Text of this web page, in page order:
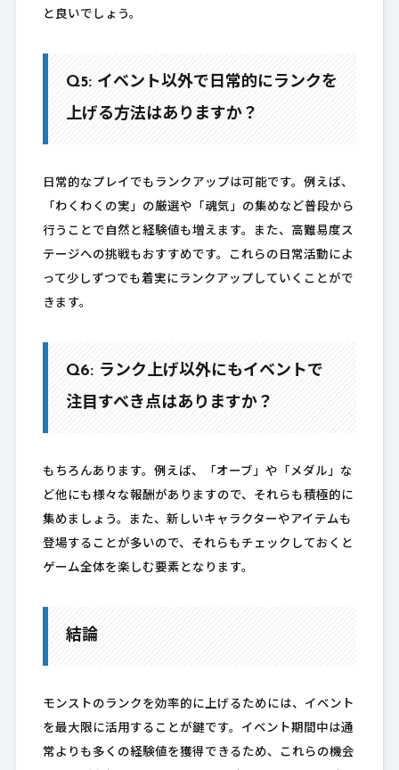
と良いでしょう。
Q5: イベント以外で日常的にランクを
上げる方法はありますか？
日常的なプレイでもランクアップは可能です。例えば、
「わくわくの実」の厳選や「魂気」の集めなど普段から
行うことで自然と経験値も増えます。また、高難易度ス
テージへの挑戦もおすすめです。これらの日常活動によ
って少しずつでも着実にランクアップしていくことがで
きます。
Q6: ランク上げ以外にもイベントで
注目すべき点はありますか？
もちろんあります。例えば、「オーブ」や「メダル」な
ど他にも様々な報酬がありますので、それらも積極的に
集めましょう。また、新しいキャラクターやアイテムも
登場することが多いので、それらもチェックしておくと
ゲーム全体を楽しむ要素となります。
結論
モンストのランクを効率的に上げるためには、イベント
を最大限に活用することが鍵です。イベント期間中は通
常よりも多くの経験値を獲得できるため、これらの機会